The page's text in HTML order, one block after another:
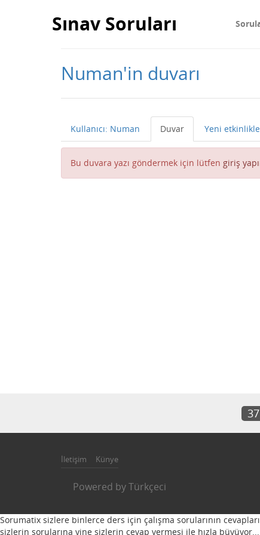
Sınav Soruları
Numan'in duvarı
Kullanıcı: Numan Duvar Yeni
Bu duvara yazı göndermek için lütfen giriş
İletişim Künye
Powered byTürkçeci
Sorumatix sizlere binlerce ders için çalışma sorularının
sizlerin sorularına yine sizlerin cevap vermesi ile hızla